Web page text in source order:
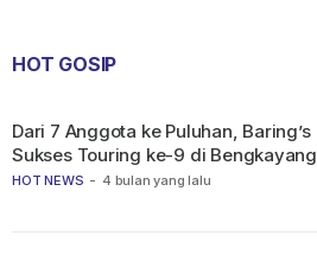
HOT GOSIP
HOT NEWS - 4 bulan yang lalu
Dari 7 Anggota ke Puluhan, Baring’s
Sukses Touring ke-9 di Bengkayang